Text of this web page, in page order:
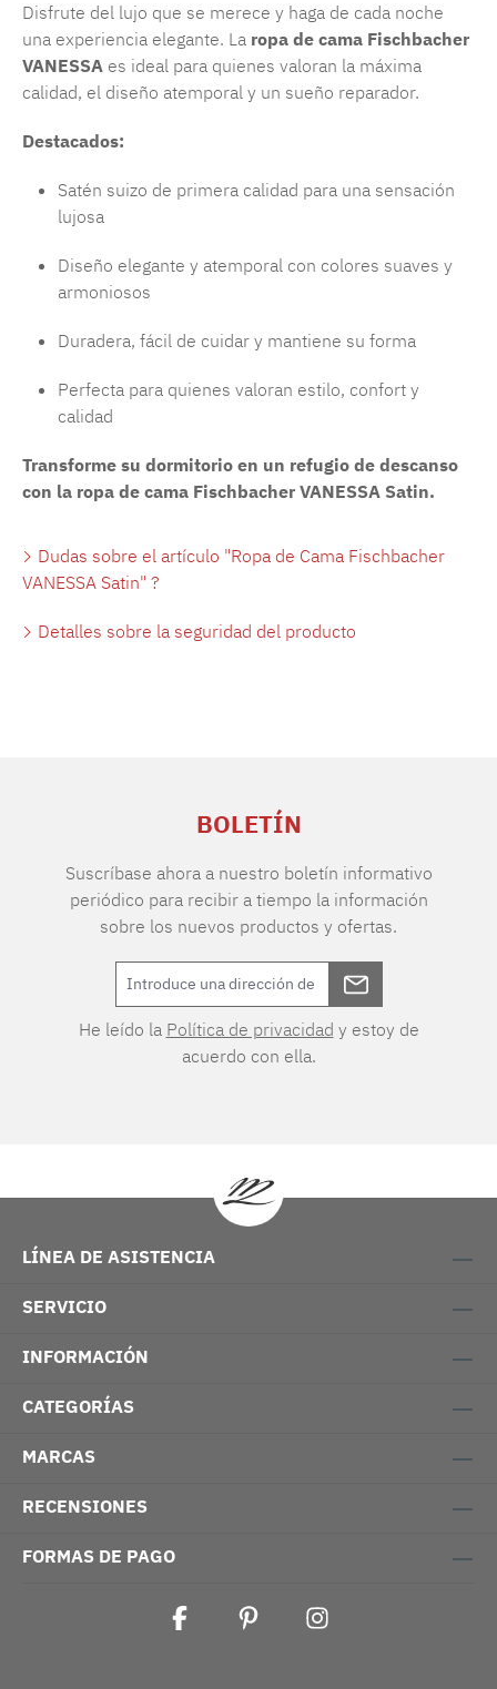
Disfrute del lujo que se merece y haga de cada noche
una experiencia elegante. La ropa de cama Fischbacher
VANESSA es ideal para quienes valoran la máxima
calidad, el diseño atemporal y un sueño reparador.
Destacados:
Satén suizo de primera calidad para una sensación
lujosa
Diseño elegante y atemporal con colores suaves y
armoniosos
Duradera, fácil de cuidar y mantiene su forma
Perfecta para quienes valoran estilo, confort y
calidad
Transforme su dormitorio en un refugio de descanso
con la ropa de cama Fischbacher VANESSA Satin.
Dudas sobre el artículo "Ropa de Cama Fischbacher
VANESSA Satin" ?
Detalles sobre la seguridad del producto
BOLETÍN
Suscríbase ahora a nuestro boletín informativo
periódico para recibir a tiempo la información
sobre los nuevos productos y ofertas.
He leído la Política de privacidad y estoy de
acuerdo con ella.
LÍNEA DE ASISTENCIA
SERVICIO
INFORMACIÓN
CATEGORÍAS
MARCAS
RECENSIONES
FORMAS DE PAGO